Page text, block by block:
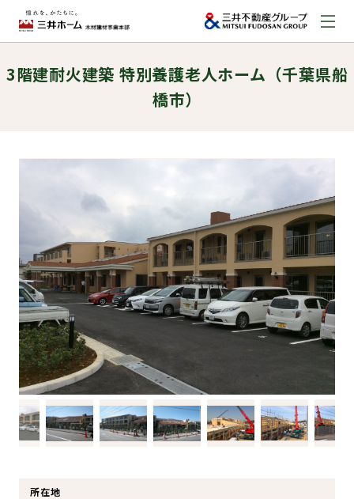
お問い合わせ
資料請求はこちら
事業本部案内
事業内容
建築実例
取扱商品
環境・社会への取り組み
モッケン便り
3階建耐火建築 特別養護老人ホーム（千葉県船
橋市）
所在地